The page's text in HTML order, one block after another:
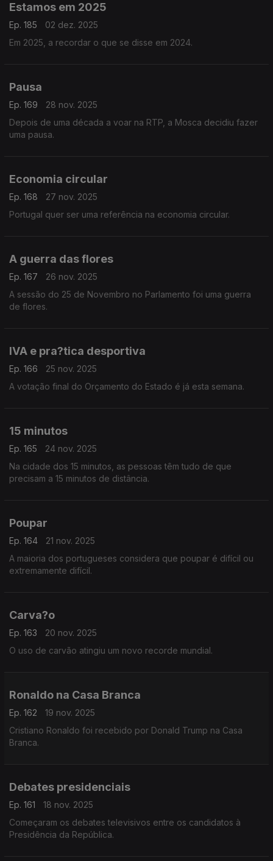
Estamos em 2025
Ep. 185
02 dez. 2025
Em 2025, a recordar o que se disse em 2024.
Pausa
Ep. 169
28 nov. 2025
Depois de uma década a voar na RTP, a Mosca decidiu fazer
uma pausa.
Economia circular
Ep. 168
27 nov. 2025
Portugal quer ser uma referência na economia circular.
A guerra das flores
Ep. 167
26 nov. 2025
A sessão do 25 de Novembro no Parlamento foi uma guerra
de flores.
IVA e pra?tica desportiva
Ep. 166
25 nov. 2025
A votação final do Orçamento do Estado é já esta semana.
15 minutos
Ep. 165
24 nov. 2025
Na cidade dos 15 minutos, as pessoas têm tudo de que
precisam a 15 minutos de distância.
Poupar
Ep. 164
21 nov. 2025
A maioria dos portugueses considera que poupar é difícil ou
extremamente difícil.
Carva?o
Ep. 163
20 nov. 2025
O uso de carvão atingiu um novo recorde mundial.
Ronaldo na Casa Branca
Ep. 162
19 nov. 2025
Cristiano Ronaldo foi recebido por Donald Trump na Casa
Branca.
Debates presidenciais
Ep. 161
18 nov. 2025
Começaram os debates televisivos entre os candidatos à
Presidência da República.